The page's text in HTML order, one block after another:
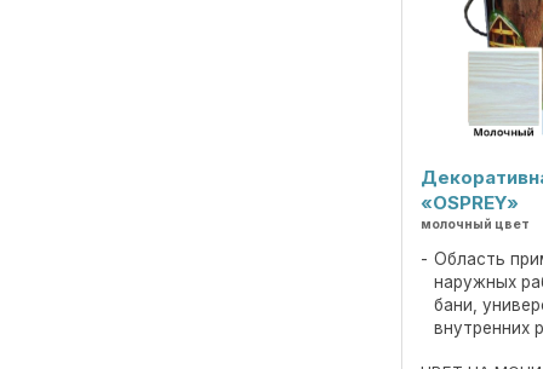
«OSPREY»
молочный цвет
Область
наружных
бани,
внутренних